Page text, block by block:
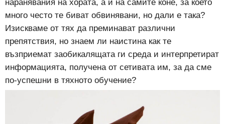
наранявания на хората, а и на самите коне, за което
много често те биват обвинявани, но дали е така?
Изискваме от тях да преминават различни
препятствия, но знаем ли наистина как те
възприемат заобикалящата ги среда и интерпретират
информацията, получена от сетивата им, за да сме
по-успешни в тяхното обучение?